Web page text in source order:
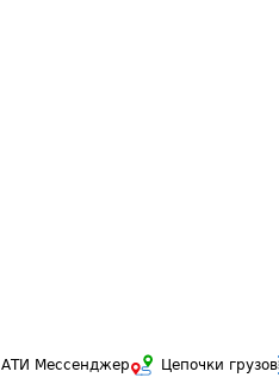
АТИ Мессенджер Цепочки грузов